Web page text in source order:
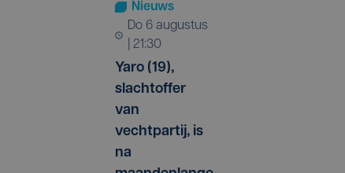
Nieuws
do 6 augustus
| 21:30
Yaro (19),
slachtoffer
van
vechtpartij, is
na